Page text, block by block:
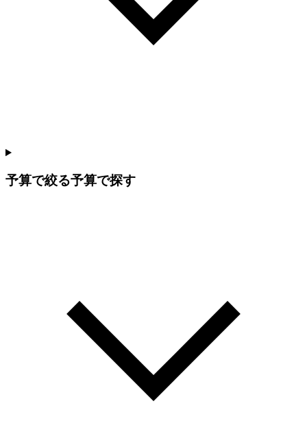
予算で絞る予算で探す